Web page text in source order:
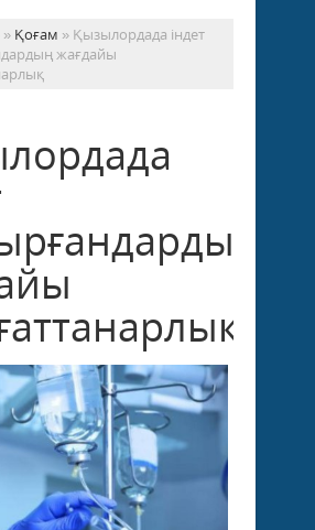
» Қоғам » Қызылордада індет
жағдайы